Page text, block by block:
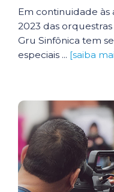
Em continuidade
2023 das
Gru Sinfônica tem
especiais ... [saiba